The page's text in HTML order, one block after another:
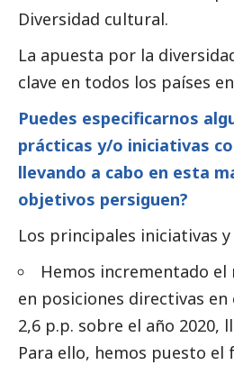
Diversidad cultural.
La apuesta por la
clave en todos los países
Puedes especificarnos
prácticas y/o iniciativas
llevando a cabo en esta
objetivos persiguen?
Los principales iniciativas
Hemos incrementado
en posiciones directivas en
2,6 p.p. sobre el año 2020,
Para ello, hemos puesto el